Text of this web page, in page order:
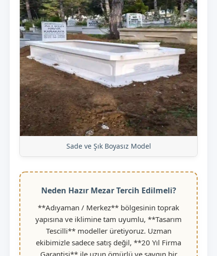
Sade ve Şık Boyasız Model
Neden Hazır Mezar Tercih Edilmeli?
**Adıyaman / Merkez** bölgesinin toprak
yapısına ve iklimine tam uyumlu, **Tasarım
Tescilli** modeller üretiyoruz. Uzman
ekibimizle sadece satış değil, **20 Yıl Firma
Garantisi** ile uzun ömürlü ve saygın bir